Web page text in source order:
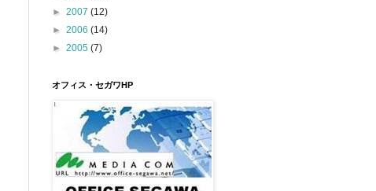
► 2007 (12)
► 2006 (14)
► 2005 (7)
オフィス・セガワHP